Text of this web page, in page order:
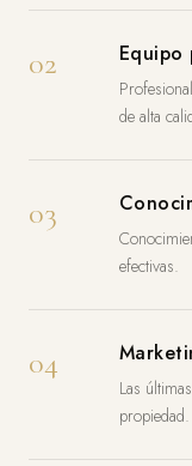
02 Equipo
de alta
03
efectivas.
04
Las
propiedad.